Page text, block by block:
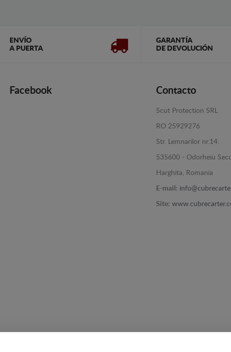
ENVÍO
A PUERTA
GARANTÍA
DE DEVOLUCIÓN
Facebook Contacto
Scut Protection SRL
RO 25929276
Str. Lemnarilor nr.14.
535600 - Odorheiu
Harghita, Romania
E-mail:
Site: